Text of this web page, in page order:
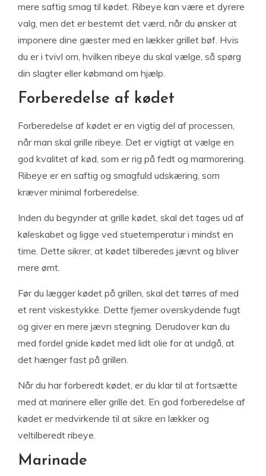
mere saftig smag til kødet. Ribeye kan være et dyrere
valg, men det er bestemt det værd, når du ønsker at
imponere dine gæster med en lækker grillet bøf. Hvis
du er i tvivl om, hvilken ribeye du skal vælge, så spørg
din slagter eller købmand om hjælp.
Forberedelse af kødet
Forberedelse af kødet er en vigtig del af processen,
når man skal grille ribeye. Det er vigtigt at vælge en
god kvalitet af kød, som er rig på fedt og marmorering.
Ribeye er en saftig og smagfuld udskæring, som
kræver minimal forberedelse.
Inden du begynder at grille kødet, skal det tages ud af
køleskabet og ligge ved stuetemperatur i mindst en
time. Dette sikrer, at kødet tilberedes jævnt og bliver
mere ømt.
Før du lægger kødet på grillen, skal det tørres af med
et rent viskestykke. Dette fjerner overskydende fugt
og giver en mere jævn stegning. Derudover kan du
med fordel gnide kødet med lidt olie for at undgå, at
det hænger fast på grillen.
Når du har forberedt kødet, er du klar til at fortsætte
med at marinere eller grille det. En god forberedelse af
kødet er medvirkende til at sikre en lækker og
veltilberedt ribeye.
Marinade